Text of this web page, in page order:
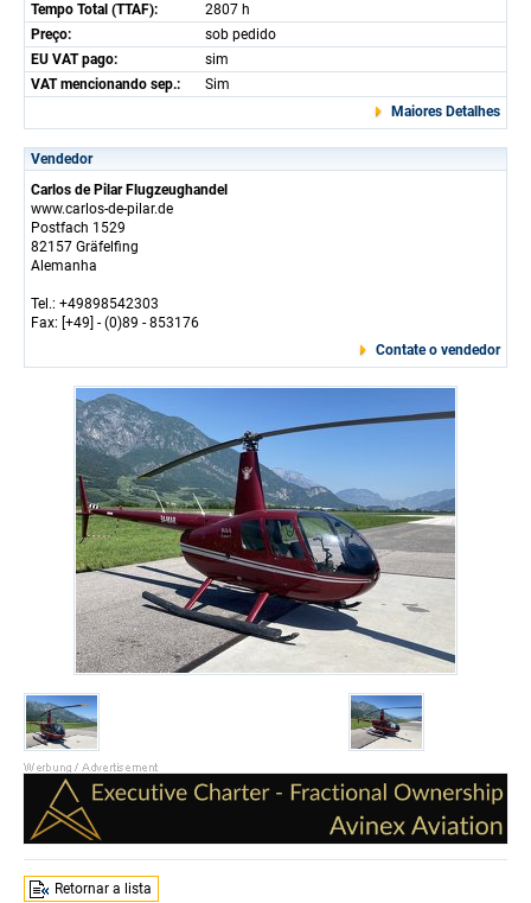
Tempo Total (TTAF):
2807 h
Preço:
sob pedido
EU VAT pago:
sim
VAT mencionando sep.:
Sim
Maiores Detalhes
Vendedor
Carlos de Pilar Flugzeughandel
www.carlos-de-pilar.de
Postfach 1529
82157 Gräfelfing
Alemanha
Tel.: +49898542303
Fax: [+49] - (0)89 - 853176
Contate o vendedor
Retornar a lista